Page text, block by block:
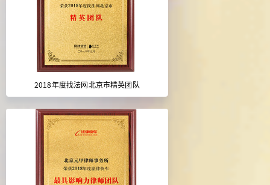
2018年度找法网北京市精英团队